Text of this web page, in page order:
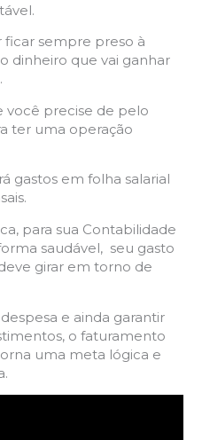
ficar sempre preso à
dinheiro que vai ganhar
você precise de pelo
ter uma operação
gastos em folha salarial
para sua Contabilidade
saudável, seu gasto
girar em torno de
e ainda garantir
o faturamento
uma meta lógica e